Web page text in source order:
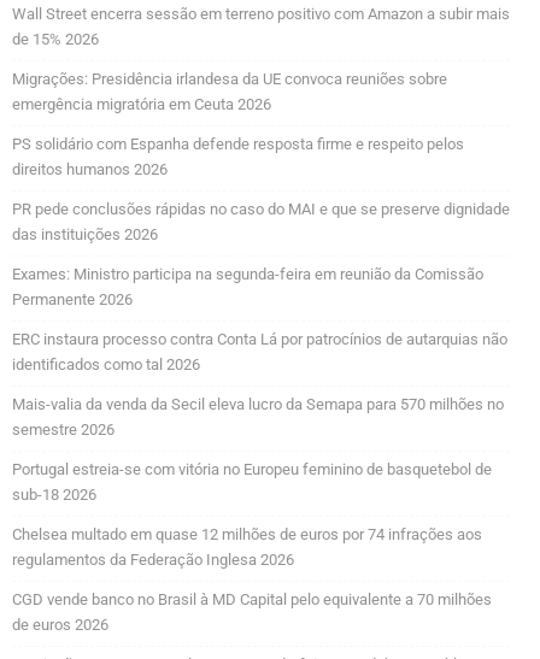
Wall Street encerra sessão em terreno positivo com Amazon a subir mais
de 15% 2026
Migrações: Presidência irlandesa da UE convoca reuniões sobre
emergência migratória em Ceuta 2026
PS solidário com Espanha defende resposta firme e respeito pelos
direitos humanos 2026
PR pede conclusões rápidas no caso do MAI e que se preserve dignidade
das instituições 2026
Exames: Ministro participa na segunda-feira em reunião da Comissão
Permanente 2026
ERC instaura processo contra Conta Lá por patrocínios de autarquias não
identificados como tal 2026
Mais-valia da venda da Secil eleva lucro da Semapa para 570 milhões no
semestre 2026
Portugal estreia-se com vitória no Europeu feminino de basquetebol de
sub-18 2026
Chelsea multado em quase 12 milhões de euros por 74 infrações aos
regulamentos da Federação Inglesa 2026
CGD vende banco no Brasil à MD Capital pelo equivalente a 70 milhões
de euros 2026